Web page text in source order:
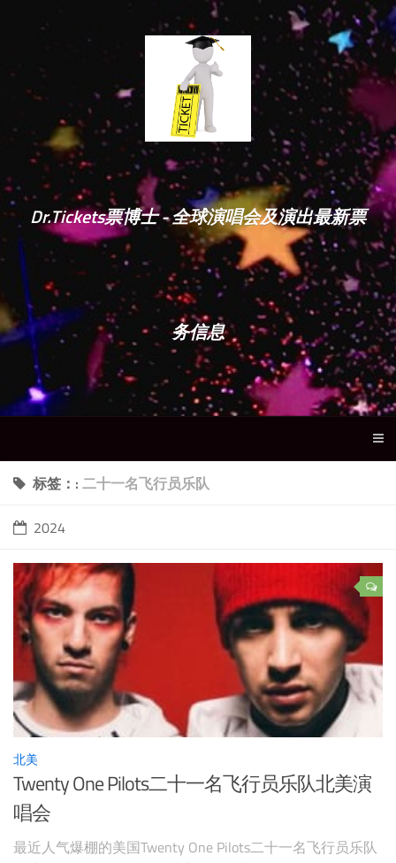
Dr.Tickets票博士 - 全球演唱会及演出最新票
务信息
标签：: 二十一名飞行员乐队
2024
北美
Twenty One Pilots二十一名飞行员乐队北美演
唱会
最近人气爆棚的美国Twenty One Pilots二十一名飞行员乐队